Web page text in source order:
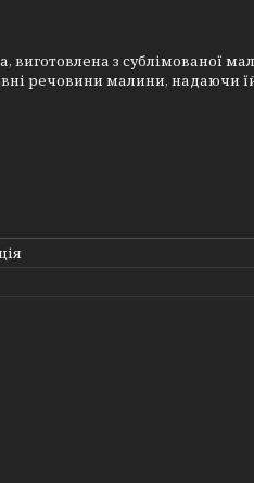
виготовлена ​​з сублімованої
речовини малини, надаючи